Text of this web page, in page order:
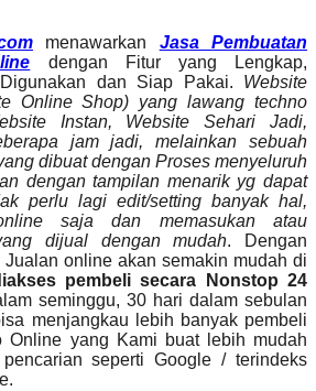
menawarkan Jasa Pembuatan
dengan Fitur yang Lengkap,
dan Siap Pakai. Website
Online Shop) yang lawang techno
Instan, Website Sehari Jadi,
jam jadi, melainkan sebuah
dibuat dengan Proses menyeluruh
dengan tampilan menarik yg dapat
perlu lagi edit/setting banyak hal,
saja dan memasukan atau
dijual dengan mudah. Dengan
Jualan online akan semakin mudah di
pembeli secara Nonstop 24
seminggu, 30 hari dalam sebulan
menjangkau lebih banyak pembeli
Online yang Kami buat lebih mudah
seperti Google / terindeks